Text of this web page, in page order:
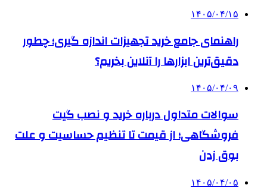
۱۴۰۵/۰۴/۱۵
راهنمای جامع خرید تجهیزات اندازه گیری؛ چطور
دقیق‌ترین ابزارها را آنلاین بخریم؟
۱۴۰۵/۰۴/۰۹
سوالات متداول درباره خرید و نصب گیت
فروشگاهی؛ از قیمت تا تنظیم حساسیت و علت
بوق زدن
۱۴۰۵/۰۴/۰۵